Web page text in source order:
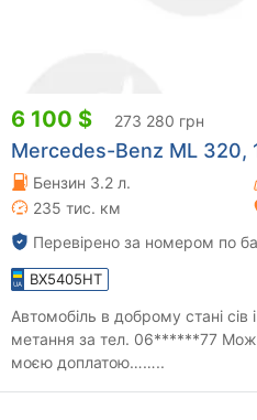
6 100 $ 273 280 грн
Mercedes-Benz ML 320,
Бензин 3.2 л.
235 тис. км
Перевірено за номером по
BX5405HT
Автомобіль в доброму стані сів і
метання за тел. 06******77
моєю доплатою……..